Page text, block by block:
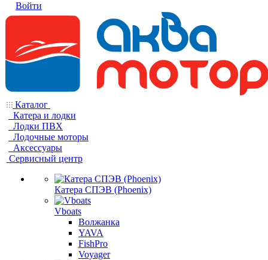
Войти
Каталог
Катера и лодки
Лодки ПВХ
Лодочные моторы
Аксессуары
Сервисный центр
Катера СПЭВ (Phoenix)
Vboats
Волжанка
YAVA
FishPro
Voyager